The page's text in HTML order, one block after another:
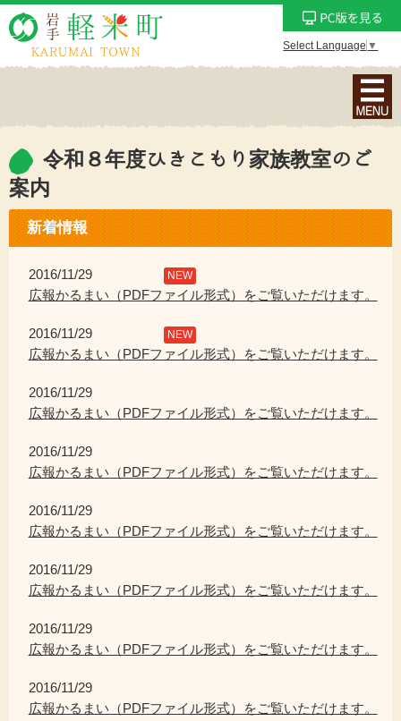
Select Language ▼
ナ
ビ
ー
ン
メ
表
令和８年度ひきこもり家族教室のご
案内
新着情報
2016/11/29 NEW
広報かるまい（PDFファイル形式）をご覧いただけます。
2016/11/29 NEW
広報かるまい（PDFファイル形式）をご覧いただけます。
2016/11/29
広報かるまい（PDFファイル形式）をご覧いただけます。
2016/11/29
広報かるまい（PDFファイル形式）をご覧いただけます。
2016/11/29
広報かるまい（PDFファイル形式）をご覧いただけます。
2016/11/29
広報かるまい（PDFファイル形式）をご覧いただけます。
2016/11/29
広報かるまい（PDFファイル形式）をご覧いただけます。
2016/11/29
広報かるまい（PDFファイル形式）をご覧いただけます。